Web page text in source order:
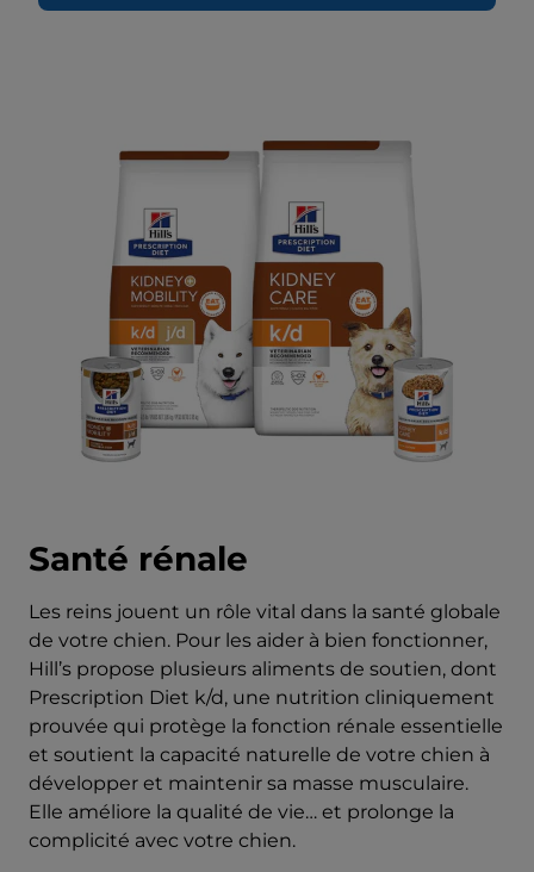
Santé rénale
Les reins jouent un rôle vital dans la santé globale
de votre chien. Pour les aider à bien fonctionner,
Hill’s propose plusieurs aliments de soutien, dont
Prescription Diet k/d, une nutrition cliniquement
prouvée qui protège la fonction rénale essentielle
et soutient la capacité naturelle de votre chien à
développer et maintenir sa masse musculaire.
Elle améliore la qualité de vie… et prolonge la
complicité avec votre chien.